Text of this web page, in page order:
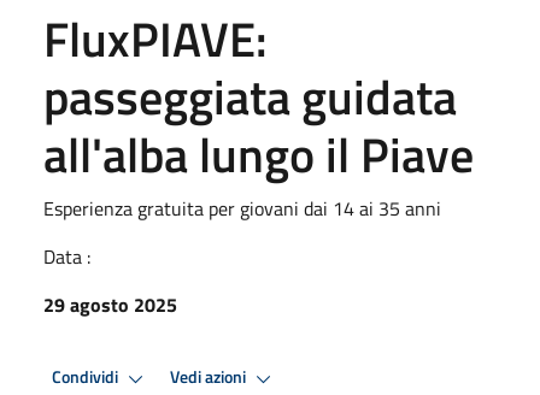
FluxPIAVE:
passeggiata guidata
all'alba lungo il Piave
Esperienza gratuita per giovani dai 14 ai 35 anni
Data :
29 agosto 2025
Condividi Vedi azioni